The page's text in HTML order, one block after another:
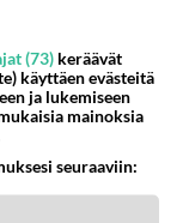
Vastattu 7v
Liittyminen,
asiaan
(73) keräävät
käyttäen evästeitä
ja lukemiseen
mainoksia
seuraaviin: